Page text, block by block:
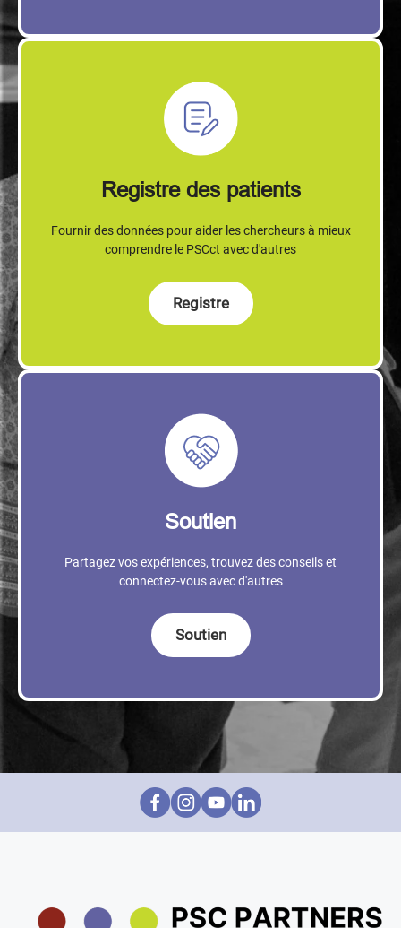
Registre des patients
Fournir des données pour aider les chercheurs à mieux
comprendre le PSCct avec d'autres
Registre
Soutien
Partagez vos expériences, trouvez des conseils et
connectez-vous avec d'autres
Soutien